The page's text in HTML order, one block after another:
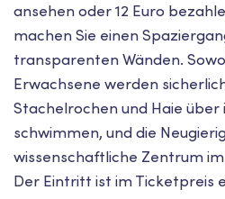
ansehen oder 12 Euro
machen Sie einen
transparenten Wänden.
Erwachsene werden
Stachelrochen und Haie über
schwimmen, und die
wissenschaftliche Zentrum
Der Eintritt ist im Ticketpreis